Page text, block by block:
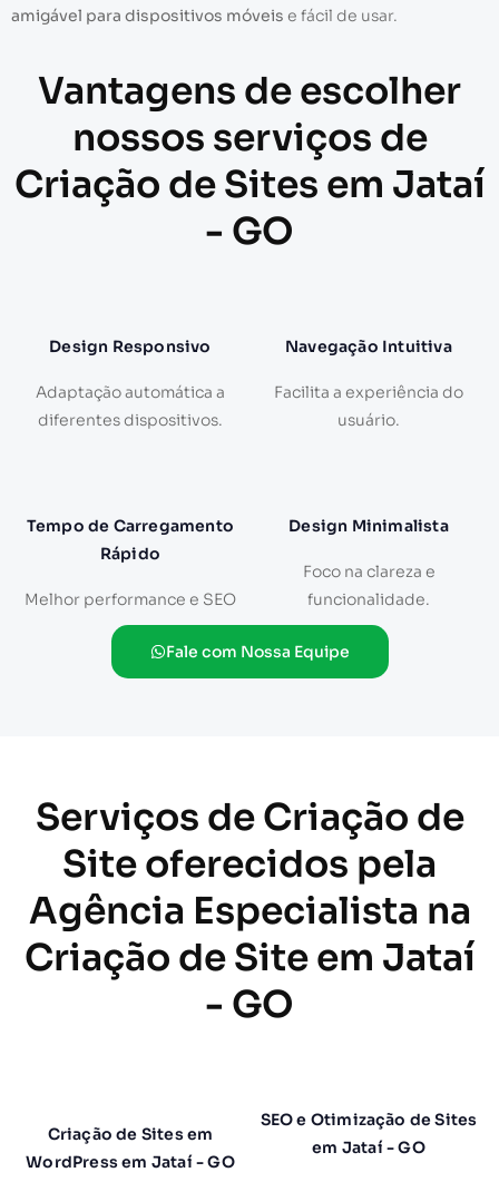
amigável para dispositivos móveis e fácil de usar.
Vantagens de escolher
nossos serviços de
Criação de Sites em Jataí
- GO
Design Responsivo
Adaptação automática a
diferentes dispositivos.
Navegação Intuitiva
Facilita a experiência do
usuário.
Tempo de Carregamento
Rápido
Melhor performance e SEO
Design Minimalista
Foco na clareza e
funcionalidade.
Fale com Nossa Equipe
Serviços de Criação de
Site oferecidos pela
Agência Especialista na
Criação de Site em Jataí
- GO
Criação de Sites em
WordPress em Jataí - GO
SEO e Otimização de Sites
em Jataí - GO